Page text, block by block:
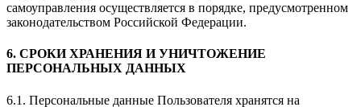
самоуправления осуществляется в порядке, предусмотренном
законодательством Российской Федерации.
6. СРОКИ ХРАНЕНИЯ И УНИЧТОЖЕНИЕ
ПЕРСОНАЛЬНЫХ ДАННЫХ
6.1. Персональные данные Пользователя хранятся на